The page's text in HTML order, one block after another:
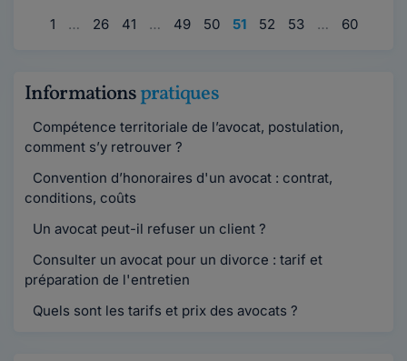
1 … 26 41 … 49 50 51 52 53 … 60
Informationspratiques
Compétence territoriale de l’avocat, postulation,
comment s’y retrouver ?
Convention d’honoraires d'un avocat : contrat,
conditions, coûts
Un avocat peut-il refuser un client ?
Consulter un avocat pour un divorce : tarif et
préparation de l'entretien
Quels sont les tarifs et prix des avocats ?